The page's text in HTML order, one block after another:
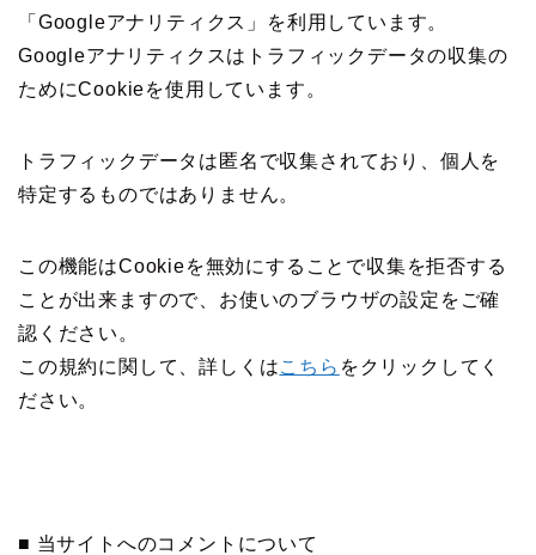
「Googleアナリティクス」を利用しています。
Googleアナリティクスはトラフィックデータの収集の
ためにCookieを使用しています。
トラフィックデータは匿名で収集されており、個人を
特定するものではありません。
この機能はCookieを無効にすることで収集を拒否する
ことが出来ますので、お使いのブラウザの設定をご確
認ください。
この規約に関して、詳しくはこちら をクリックしてく
ださい。
■ 当サイトへのコメントについて